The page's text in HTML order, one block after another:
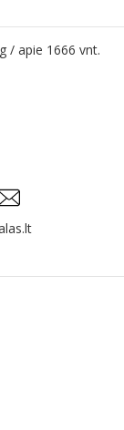
/ apie 1666 vnt.